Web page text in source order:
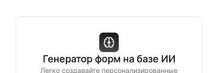
Генератор форм на базе ИИ
Легко создавайте персонализированные